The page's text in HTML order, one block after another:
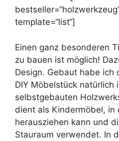
template=“list“]
Einen ganz besonderen
zu bauen ist möglich!
Design. Gebaut habe ich
DIY Möbelstück natürlich
selbstgebauten
dient als Kindermöbel, in
herausziehen kann und
Stauraum verwendet. In